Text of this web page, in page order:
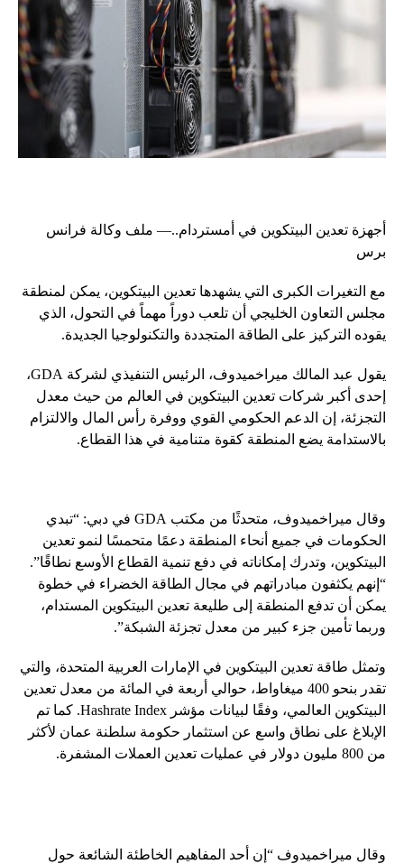
أجهزة تعدين البيتكوين في أمستردام..— ملف وكالة فرانس
برس
مع التغيرات الكبرى التي يشهدها تعدين البيتكوين، يمكن لمنطقة
مجلس التعاون الخليجي أن تلعب دوراً مهماً في التحول، الذي
يقوده التركيز على الطاقة المتجددة والتكنولوجيا الجديدة.
يقول عبد المالك ميراخميدوف، الرئيس التنفيذي لشركة GDA،
إحدى أكبر شركات تعدين البيتكوين في العالم من حيث معدل
التجزئة، إن الدعم الحكومي القوي ووفرة رأس المال والالتزام
بالاستدامة يضع المنطقة كقوة متنامية في هذا القطاع.
وقال ميراخميدوف، متحدثًا من مكتب GDA في دبي: “تبدي
الحكومات في جميع أنحاء المنطقة دعمًا متحمسًا لنمو تعدين
البيتكوين، وتدرك إمكاناته في دفع تنمية القطاع الأوسع نطاقًا”.
“إنهم يكثفون مبادراتهم في مجال الطاقة الخضراء في خطوة
يمكن أن تدفع المنطقة إلى طليعة تعدين البيتكوين المستدام،
وربما تأمين جزء كبير من معدل تجزئة الشبكة”.
وتمثل طاقة تعدين البيتكوين في الإمارات العربية المتحدة، والتي
تقدر بنحو 400 ميغاواط، حوالي أربعة في المائة من معدل تعدين
البيتكوين العالمي، وفقًا لبيانات مؤشر Hashrate Index. كما تم
الإبلاغ على نطاق واسع عن استثمار حكومة سلطنة عمان لأكثر
من 800 مليون دولار في عمليات تعدين العملات المشفرة.
وقال ميراخميدوف “إن أحد المفاهيم الخاطئة الشائعة حول